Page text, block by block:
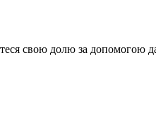
свою долю за допомогою